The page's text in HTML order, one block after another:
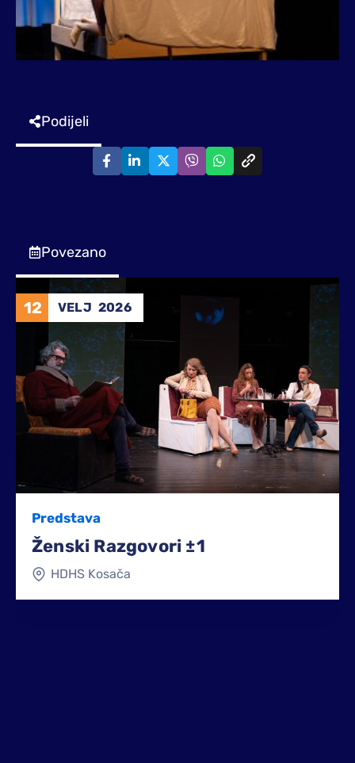
Podijeli
Povezano
12 VELJ 2026
Predstava
Ženski Razgovori ±1
HDHS Kosača